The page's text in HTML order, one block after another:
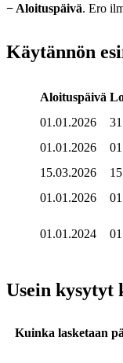
− Aloituspäivä. Ero
Käytännön
Aloituspäivä
01.01.2026
01.01.2026
15.03.2026
01.01.2026
01.01.2024
Usein kysytyt
Kuinka lasketaan